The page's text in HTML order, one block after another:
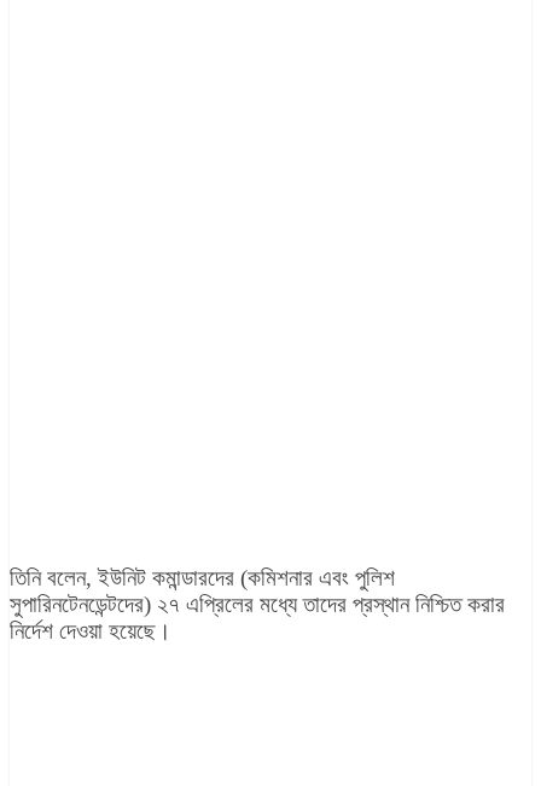
তিনি বলেন, ইউনিট কমান্ডারদের (কমিশনার এবং পুলিশ
সুপারিনটেনডেন্টদের) ২৭ এপ্রিলের মধ্যে তাদের প্রস্থান নিশ্চিত করার
নির্দেশ দেওয়া হয়েছে।